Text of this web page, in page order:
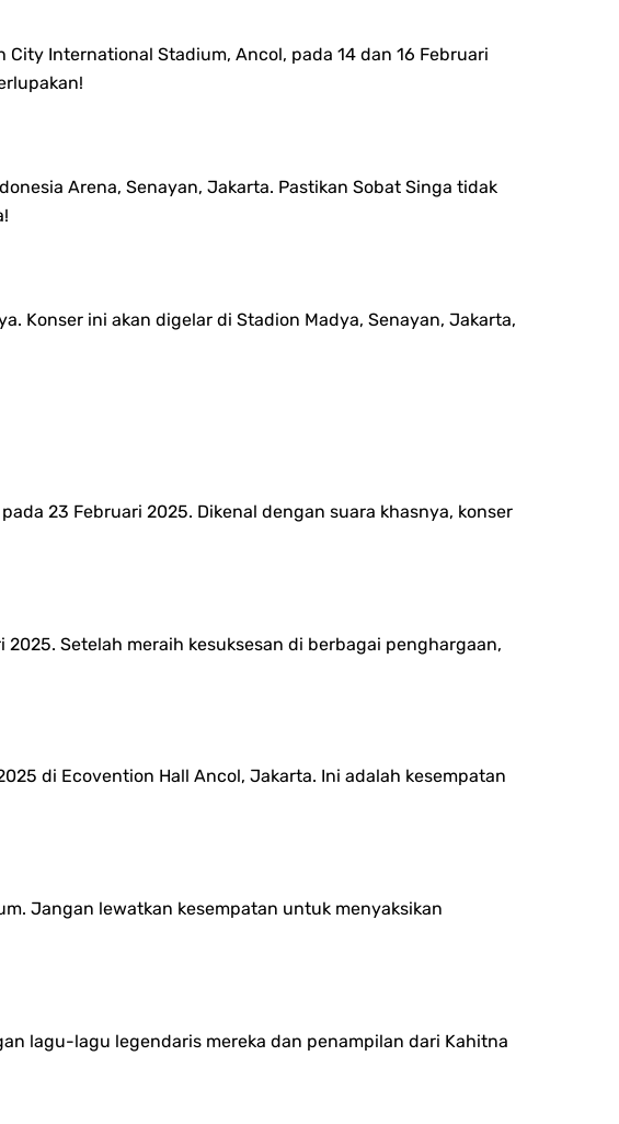
International Stadium, Ancol, pada 14 dan 16 Februari
Arena, Senayan, Jakarta. Pastikan Sobat Singa tidak
Konser ini akan digelar di Stadion Madya, Senayan, Jakarta,
23 Februari 2025. Dikenal dengan suara khasnya, konser
Setelah meraih kesuksesan di berbagai penghargaan,
di Ecovention Hall Ancol, Jakarta. Ini adalah kesempatan
Jangan lewatkan kesempatan untuk menyaksikan
lagu-lagu legendaris mereka dan penampilan dari Kahitna